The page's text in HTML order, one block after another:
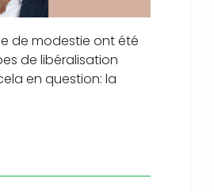
de modestie ont été
de libéralisation
en question: la